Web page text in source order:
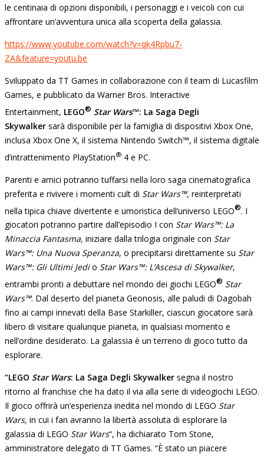
le centinaia di opzioni disponibili, i personaggi e i veicoli con cui
affrontare un’avventura unica alla scoperta della galassia.
https://www.youtube.com/watch?v=qk4Rpbu7-
ZA&feature=youtu.be
Sviluppato da TT Games in collaborazione con il team di Lucasfilm
Games, e pubblicato da Warner Bros. Interactive
Entertainment, LEGO® Star Wars™: La Saga Degli
Skywalker sarà disponibile per la famiglia di dispositivi Xbox One,
inclusa Xbox One X, il sistema Nintendo Switch™, il sistema digitale
d’intrattenimento PlayStation® 4 e PC.
Parenti e amici potranno tuffarsi nella loro saga cinematografica
preferita e rivivere i momenti cult di Star Wars™, reinterpretati
nella tipica chiave divertente e umoristica dell’universo LEGO®. I
giocatori potranno partire dall’episodio I con Star Wars™: La
Minaccia Fantasma, iniziare dalla trilogia originale con Star
Wars™: Una Nuova Speranza, o precipitarsi direttamente su Star
Wars™: Gli Ultimi Jedio Star Wars™: L’Ascesa di Skywalker,
entrambi pronti a debuttare nel mondo dei giochi LEGO® Star
Wars™. Dal deserto del pianeta Geonosis, alle paludi di Dagobah
fino ai campi innevati della Base Starkiller, ciascun giocatore sarà
libero di visitare qualunque pianeta, in qualsiasi momento e
nell’ordine desiderato. La galassia è un terreno di gioco tutto da
esplorare.
“LEGO Star Wars: La Saga Degli Skywalker segna il nostro
ritorno al franchise che ha dato il via alla serie di videogiochi LEGO.
Il gioco offrirà un’esperienza inedita nel mondo di LEGO Star
Wars, in cui i fan avranno la libertà assoluta di esplorare la
galassia di LEGO Star Wars“, ha dichiarato Tom Stone,
amministratore delegato di TT Games. “È stato un piacere